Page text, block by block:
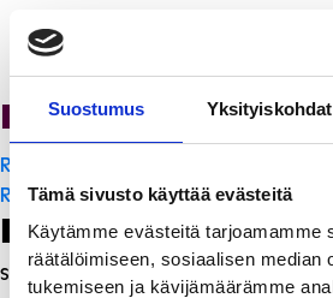
Suostumus Yksityiskohdat
Tämä sivusto käyttää evästeitä
Käytämme evästeitä tarjoamamme
räätälöimiseen, sosiaalisen median
tukemiseen ja kävijämäärämme
Ravintola
Artikkelien
selaus
Ravintola Sofia
Ravintola Sofia
Leave a
Sinun täytyy kirjautua sisään